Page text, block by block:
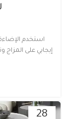
استخدم
إيجابي على
28